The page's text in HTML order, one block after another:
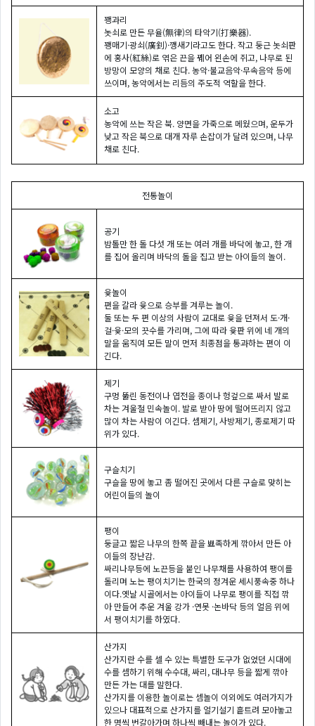
꽹과리
놋쇠로 만든 무율(無律)의 타악기(打樂器).
꽹매기·광쇠(廣釗)·깽새기라고도 한다. 작고 둥근 놋쇠판
에 홍사(紅絲)로 엮은 끈을 꿰어 왼손에 쥐고, 나무로 된
방망이 모양의 채로 친다. 농악·불교음악·무속음악 등에
쓰이며, 농악에서는 리듬의 주도적 역할을 한다.
소고
농악에 쓰는 작은 북. 양면을 가죽으로 메웠으며, 운두가
낮고 작은 북으로 대개 자루 손잡이가 달려 있으며, 나무
채로 친다.
전통놀이
공기
밤톨만 한 돌 다섯 개 또는 여러 개를 바닥에 놓고, 한 개
를 집어 올리며 바닥의 돌을 집고 받는 아이들의 놀이.
윷놀이
편을 갈라 윷으로 승부를 겨루는 놀이.
둘 또는 두 편 이상의 사람이 교대로 윷을 던져서 도·개·
걸·윷·모의 끗수를 가리며, 그에 따라 윷판 위에 네 개의
말을 움직여 모든 말이 먼저 최종점을 통과하는 편이 이
긴다.
제기
구멍 뚫린 동전이나 엽전을 종이나 헝겊으로 싸서 발로
차는 겨울철 민속놀이. 발로 받아 땅에 떨어뜨리지 않고
많이 차는 사람이 이긴다. 셈제기, 사방제기, 종로제기 따
위가 있다.
구슬치기
구슬을 땅에 놓고 좀 떨어진 곳에서 다른 구슬로 맞히는
어린이들의 놀이
팽이
둥글고 짧은 나무의 한쪽 끝을 뾰족하게 깎아서 만든 아
이들의 장난감.
싸리나무등에 노끈등을 붙인 나무채를 사용하여 팽이를
돌리며 노는 팽이치기는 한국의 정겨운 세시풍속중 하나
이다.옛날 시골에서는 아이들이 나무로 팽이를 직접 깎
아 만들어 추운 겨울 강가 ·연못 ·논바닥 등의 얼음 위에
서 팽이치기를 하였다.
산가지
산가지란 수를 셀 수 있는 특별한 도구가 없었던 시대에
수를 셈하기 위해 수수대, 싸리, 대나무 등을 짧게 깎아
만든 가는 대를 말한다.
산가지를 이용한 놀이로는 셈놀이 이외에도 여러가지가
있으나 대표적으로 산가지를 얼기설기 흩트려 모아놓고
한 명씩 번갈아가며 하나씩 빼내는 놀이가 있다.